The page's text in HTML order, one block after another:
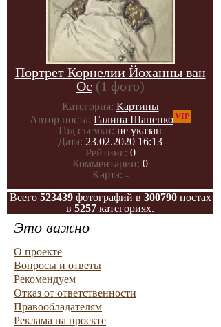
Портрет Корнелии Йоханны ван
Ос (1 фото)
Категория: Картины
Автор поста: Галина ШаненкоVIP
Год съемки: не указан
Дата: 23.02.2020 16:13
Рейтинг: 0
Комментарии: 0
Карта: -
Всего 523439фотографий в 300790постах
в 5257 категориях.
Это важно
О проекте
Вопросы и ответы
Рекомендуем
Отказ от ответственности
Правообладателям
Реклама на проекте